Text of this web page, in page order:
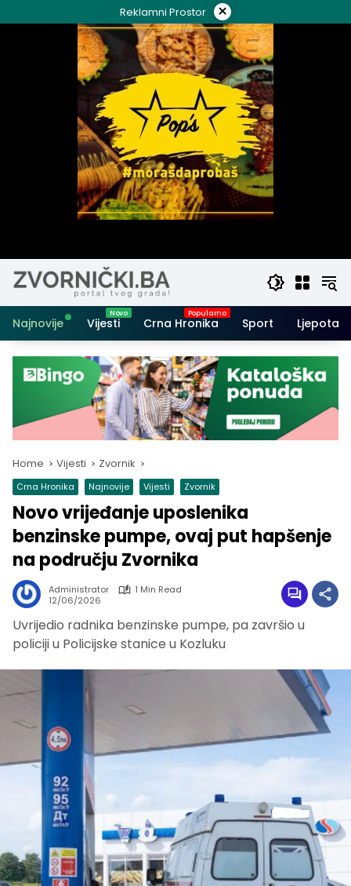
to
Reklamni Prostor ×
Najnovije Vijesti Crna Hronika Sport Ljepota i
Home Vijesti Zvornik
Crna Hronika Najnovije Vijesti Zvornik
Novo vrijeđanje uposlenika
benzinske pumpe, ovaj put hapšenje
na području Zvornika
Administrator
1 Min Read
12/06/2026
Uvrijedio radnika benzinske pumpe, pa završio u
policiji u Policijske stanice u Kozluku